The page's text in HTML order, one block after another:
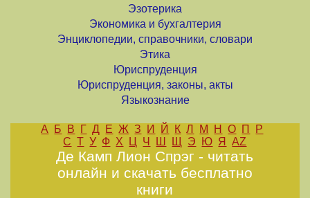
Эзотерика
Экономика и бухгалтерия
Энциклопедии, справочники, словари
Этика
Юриспруденция
Юриспруденция, законы, акты
Языкознание
А Б В Г Д Е Ж З И Й К Л М Н О П
Р
С Т У Ф Х Ц Ч Ш Щ Э Ю Я AZ
Де Камп Лион Спрэг - читать
онлайн и скачать бесплатно
книги